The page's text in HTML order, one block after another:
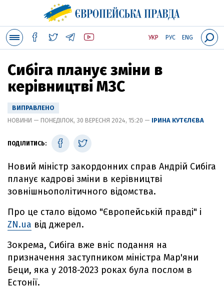
УКР РУС ENG
Сибіга планує зміни в
керівництві МЗС
ВИПРАВЛЕНО
НОВИНИ — ПОНЕДІЛОК, 30 ВЕРЕСНЯ 2024, 15:20 — ІРИНА КУТЄЛЄВА
ПОДІЛИТИСЬ:
Новий міністр закордонних справ Андрій Сибіга
планує кадрові зміни в керівництві
зовнішньополітичного відомства.
Про це стало відомо "Європейській правді" і
ZN.ua від джерел.
Зокрема, Сибіга вже вніс подання на
призначення заступником міністра Мар'яни
Беци, яка у 2018-2023 роках була послом в
Естонії.